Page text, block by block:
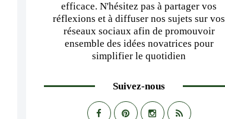
efficace. N'hésitez pas à partager vos
réflexions et à diffuser nos sujets sur vos
réseaux sociaux afin de promouvoir
ensemble des idées novatrices pour
simplifier le quotidien
Suivez-nous